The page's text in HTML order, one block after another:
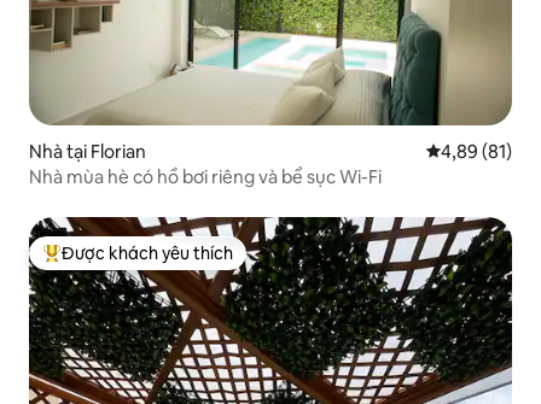
Nhà tại Florian Xếp hạng
4,89 (81)
Nhà mùa hè có hồ bơi riêng và bể sục Wi-Fi
Được khách yêu thích nhất
Được khách yêu thích